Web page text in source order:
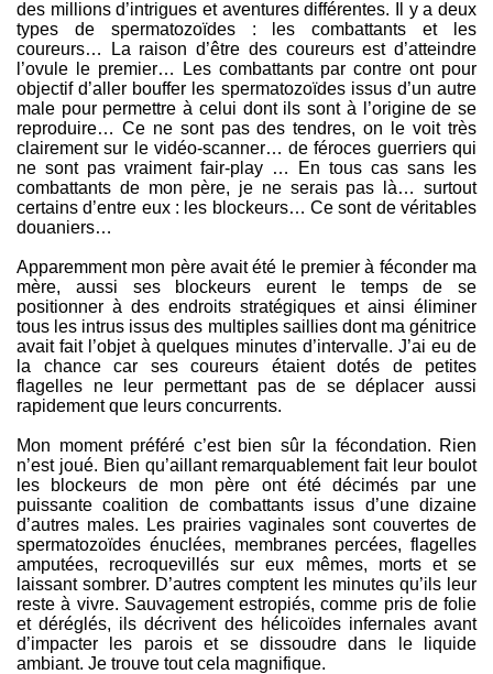
des millions d’intrigues et aventures différentes. Il y a deux
types de spermatozoïdes : les combattants et les
coureurs… La raison d’être des coureurs est d’atteindre
l’ovule le premier… Les combattants par contre ont pour
objectif d’aller bouffer les spermatozoïdes issus d’un autre
male pour permettre à celui dont ils sont à l’origine de se
reproduire… Ce ne sont pas des tendres, on le voit très
clairement sur le vidéo-scanner… de féroces guerriers qui
ne sont pas vraiment fair-play … En tous cas sans les
combattants de mon père, je ne serais pas là… surtout
certains d’entre eux : les blockeurs… Ce sont de véritables
douaniers…
Apparemment mon père avait été le premier à féconder ma
mère, aussi ses blockeurs eurent le temps de se
positionner à des endroits stratégiques et ainsi éliminer
tous les intrus issus des multiples saillies dont ma génitrice
avait fait l’objet à quelques minutes d’intervalle. J’ai eu de
la chance car ses coureurs étaient dotés de petites
flagelles ne leur permettant pas de se déplacer aussi
rapidement que leurs concurrents.
Mon moment préféré c’est bien sûr la fécondation. Rien
n’est joué. Bien qu’aillant remarquablement fait leur boulot
les blockeurs de mon père ont été décimés par une
puissante coalition de combattants issus d’une dizaine
d’autres males. Les prairies vaginales sont couvertes de
spermatozoïdes énuclées, membranes percées, flagelles
amputées, recroquevillés sur eux mêmes, morts et se
laissant sombrer. D’autres comptent les minutes qu’ils leur
reste à vivre. Sauvagement estropiés, comme pris de folie
et déréglés, ils décrivent des hélicoïdes infernales avant
d’impacter les parois et se dissoudre dans le liquide
ambiant. Je trouve tout cela magnifique.